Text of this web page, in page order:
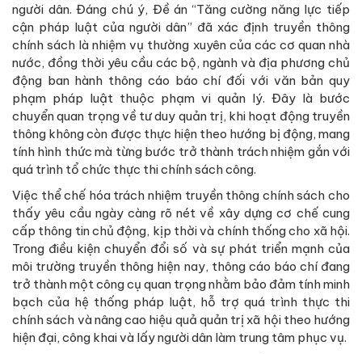
người dân. Đáng chú ý, Đề án “Tăng cường năng lực tiếp
cận pháp luật của người dân” đã xác định truyền thông
chính sách là nhiệm vụ thường xuyên của các cơ quan nhà
nước, đồng thời yêu cầu các bộ, ngành và địa phương chủ
động ban hành thông cáo báo chí đối với văn bản quy
phạm pháp luật thuộc phạm vi quản lý. Đây là bước
chuyển quan trọng về tư duy quản trị, khi hoạt động truyền
thông không còn được thực hiện theo hướng bị động, mang
tính hình thức mà từng bước trở thành trách nhiệm gắn với
quá trình tổ chức thực thi chính sách công.
Việc thể chế hóa trách nhiệm truyền thông chính sách cho
thấy yêu cầu ngày càng rõ nét về xây dựng cơ chế cung
cấp thông tin chủ động, kịp thời và chính thống cho xã hội.
Trong điều kiện chuyển đổi số và sự phát triển mạnh của
môi trường truyền thông hiện nay, thông cáo báo chí đang
trở thành một công cụ quan trọng nhằm bảo đảm tính minh
bạch của hệ thống pháp luật, hỗ trợ quá trình thực thi
chính sách và nâng cao hiệu quả quản trị xã hội theo hướng
hiện đại, công khai và lấy người dân làm trung tâm phục vụ.